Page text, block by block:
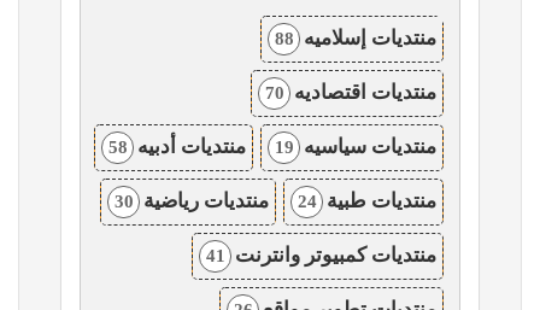
منتديات إسلاميه 88
منتديات اقتصاديه 70
منتديات سياسيه 19 منتديات أدبيه 58
منتديات طبية 24 منتديات رياضية 30
منتديات كمبيوتر وانترنت 41